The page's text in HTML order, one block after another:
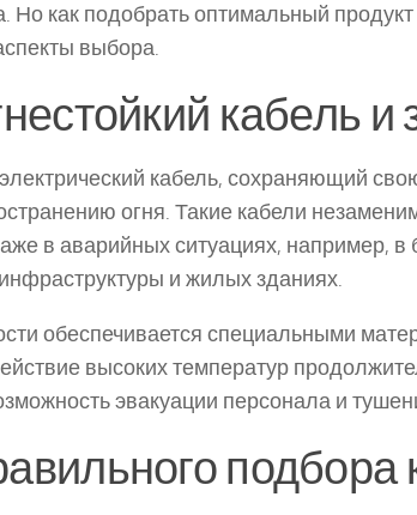
Но как подобрать оптимальный
выбора.
кабель
кабель, сохраняющий
огня. Такие кабели
в аварийных ситуациях, например, в
и жилых зданиях.
обеспечивается специальными
высоких температур
эвакуации персонала и
подбора